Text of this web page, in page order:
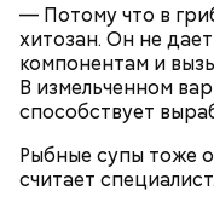
— Потому что в
хитозан. Он не
компонентам и
В измельченном
способствует
Рыбные супы тоже
считает специалист.